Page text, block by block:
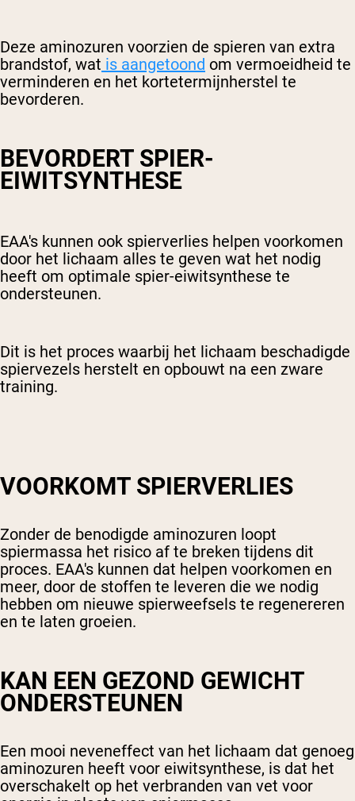
Deze aminozuren voorzien de spieren van extra
brandstof, wat is aangetoond om vermoeidheid te
verminderen en het kortetermijnherstel te
bevorderen.
BEVORDERT SPIER-
EIWITSYNTHESE
EAA's kunnen ook spierverlies helpen voorkomen
door het lichaam alles te geven wat het nodig
heeft om optimale spier-eiwitsynthese te
ondersteunen.
Dit is het proces waarbij het lichaam beschadigde
spiervezels herstelt en opbouwt na een zware
training.
VOORKOMT SPIERVERLIES
Zonder de benodigde aminozuren loopt
spiermassa het risico af te breken tijdens dit
proces. EAA's kunnen dat helpen voorkomen en
meer, door de stoffen te leveren die we nodig
hebben om nieuwe spierweefsels te regenereren
en te laten groeien.
KAN EEN GEZOND GEWICHT
ONDERSTEUNEN
Een mooi neveneffect van het lichaam dat genoeg
aminozuren heeft voor eiwitsynthese, is dat het
overschakelt op het verbranden van vet voor